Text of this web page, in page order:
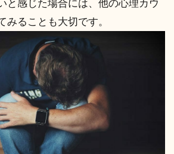
と感じた場合には、他の心理カウ
みることも大切です。